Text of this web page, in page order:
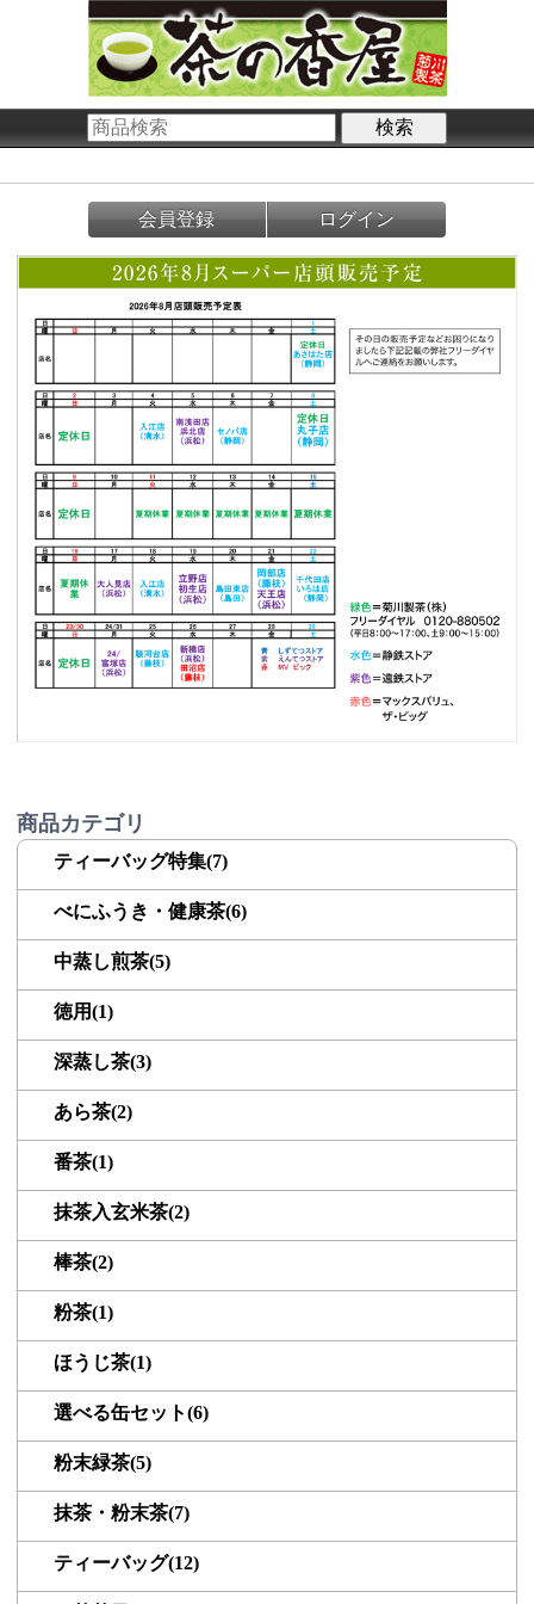
うぞ! さらに、人気のお徳用荒茶も新茶になりました!
会員登録 ログイン
商品カテゴリ
ティーバッグ特集(7)
べにふうき・健康茶(6)
中蒸し煎茶(5)
徳用(1)
深蒸し茶(3)
あら茶(2)
番茶(1)
抹茶入玄米茶(2)
棒茶(2)
粉茶(1)
ほうじ茶(1)
選べる缶セット(6)
粉末緑茶(5)
抹茶・粉末茶(7)
ティーバッグ(12)